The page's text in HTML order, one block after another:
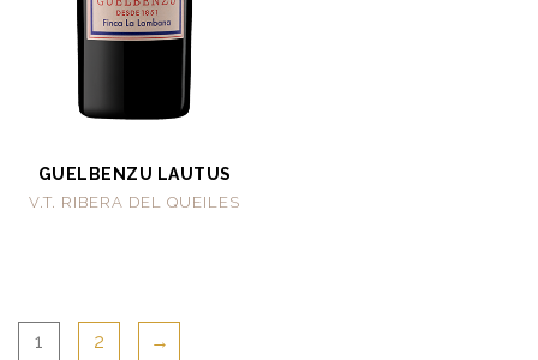
GUELBENZU LAUTUS
V.T. RIBERA DEL QUEILES
1 2 →